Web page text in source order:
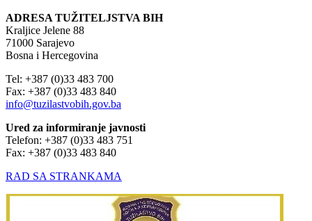
ADRESA TUŽITELJSTVA BIH
Kraljice Jelene 88
71000 Sarajevo
Bosna i Hercegovina
Tel: +387 (0)33 483 700
Fax: +387 (0)33 483 840
info@tuzilastvobih.gov.ba
Ured za informiranje javnosti
Telefon: +387 (0)33 483 751
Fax: +387 (0)33 483 840
RAD SA STRANKAMA